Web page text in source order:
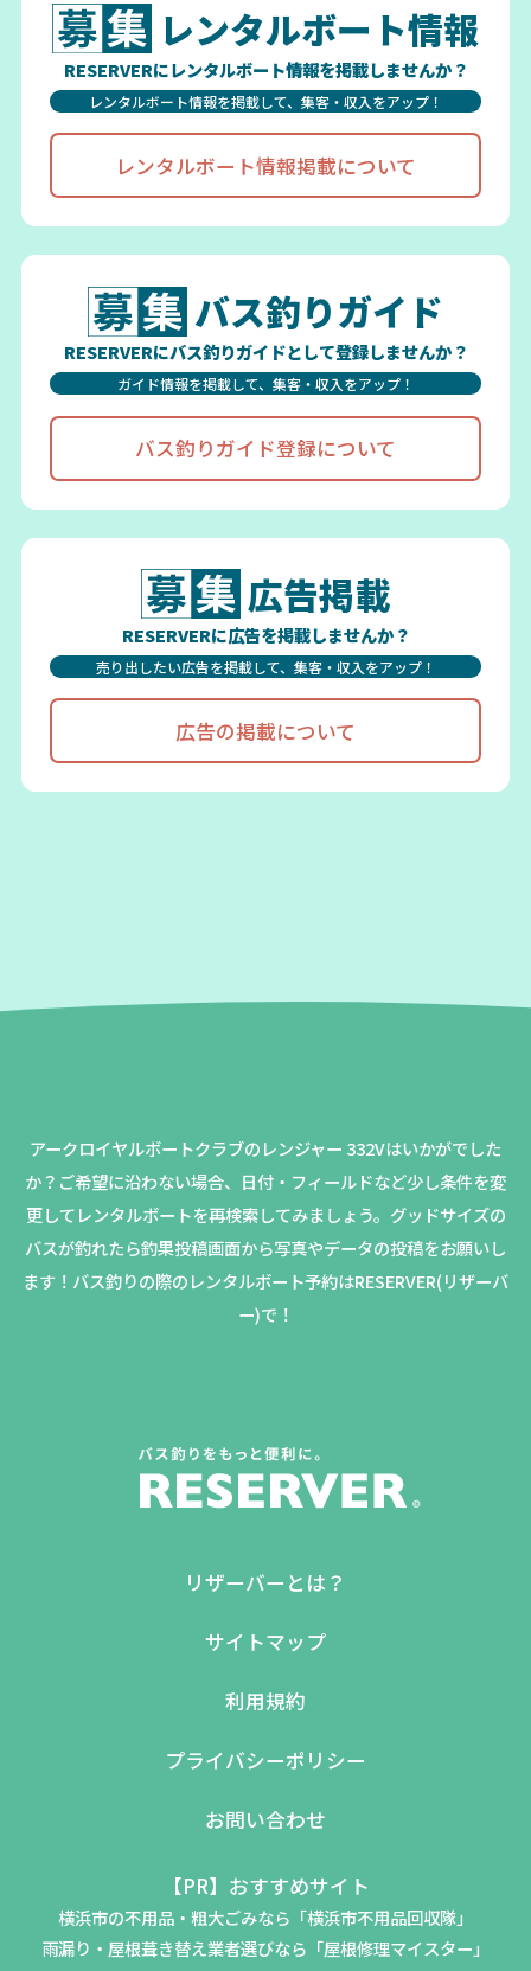
レンタルボート情報
RESERVERにレンタルボート情報を掲載しませんか？
レンタルボート情報を掲載して、集客・収入をアップ！
レンタルボート情報掲載について
バス釣りガイド
RESERVERにバス釣りガイドとして登録しませんか？
ガイド情報を掲載して、集客・収入をアップ！
バス釣りガイド登録について
広告掲載
RESERVERに広告を掲載しませんか？
売り出したい広告を掲載して、集客・収入をアップ！
広告の掲載について
アークロイヤルボートクラブのレンジャー 332Vはいかがでした
か？ ご希望に沿わない場合、日付・フィールドなど少し条件を変
更してレンタルボートを再検索してみましょう。 グッドサイズの
バスが釣れたら釣果投稿画面から写真やデータの投稿をお願いし
ます！バス釣りの際のレンタルボート予約はRESERVER(リザーバ
ー)で！
リザーバーとは？
サイトマップ
利用規約
プライバシーポリシー
お問い合わせ
【PR】おすすめサイト
横浜市の不用品・粗大ごみなら「横浜市不用品回収隊」
雨漏り・屋根葺き替え業者選びなら「屋根修理マイスター」